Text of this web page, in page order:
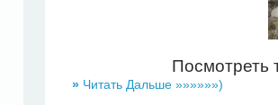
Посмотреть
» Читать Дальше »»»»»»)